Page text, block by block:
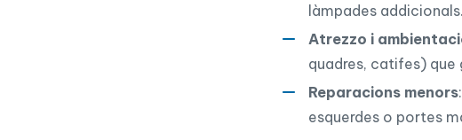
làmpades addicionals.
Atrezzo i
quadres, catifes) que
Reparacions menors
esquerdes o portes